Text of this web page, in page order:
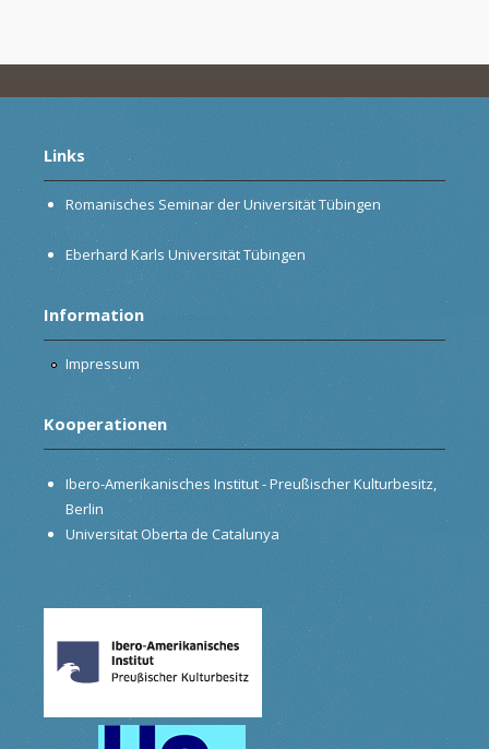
Links
Romanisches Seminar der Universität Tübingen
Eberhard Karls Universität Tübingen
Information
Impressum
Kooperationen
Ibero-Amerikanisches Institut - Preußischer Kulturbesitz,
Berlin
Universitat Oberta de Catalunya